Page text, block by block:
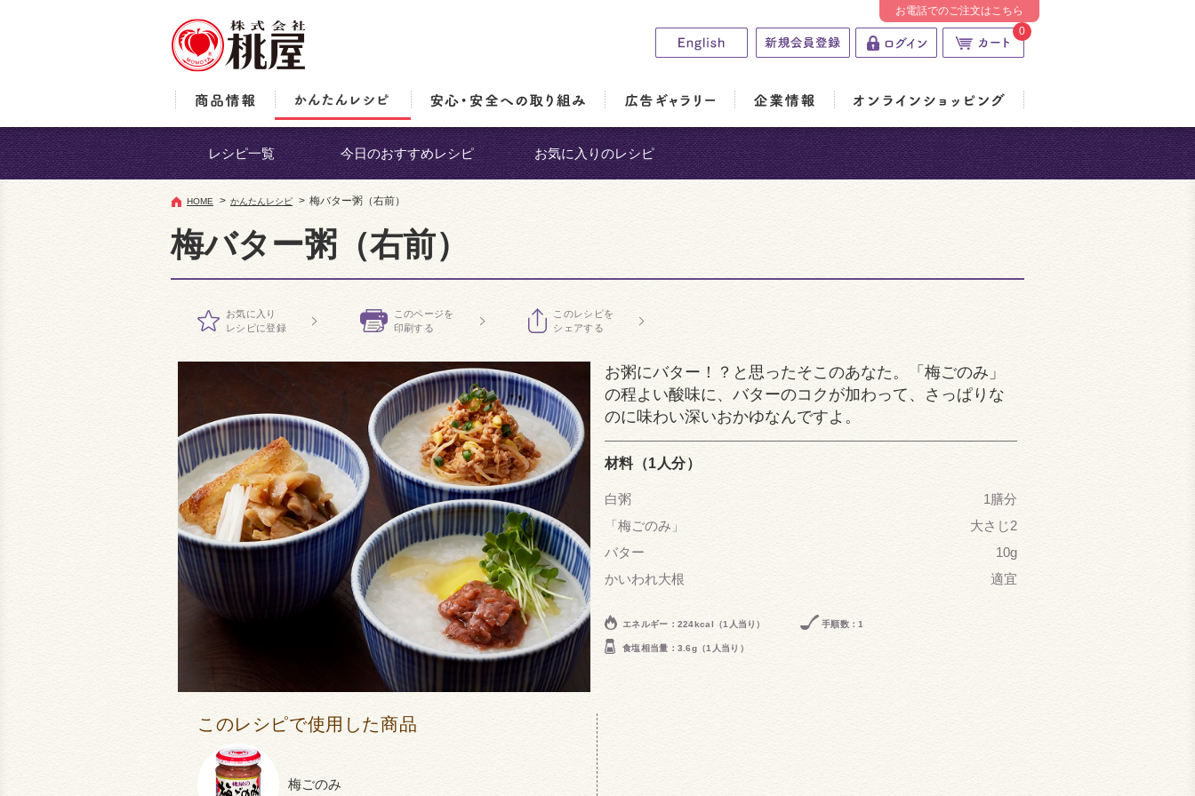
0
お電話でのご注文はこちら
レシピ一覧 今日のおすすめレシピ お気に入りのレシピ
HOME > かんたんレシピ > 梅バター粥（右前）
梅バター粥（右前）
お気に入り
レシピに登録
このページを
印刷する
このレシピを
シェアする
お粥にバター！？と思ったそこのあなた。「梅ごのみ」
の程よい酸味に、バターのコクが加わって、さっぱりな
のに味わい深いおかゆなんですよ。
材料（1人分）
白粥
1膳分
「梅ごのみ」
大さじ2
バター
10g
かいわれ大根
適宜
エネルギー：224kcal（1人当り） 手順数：1
食塩相当量：3.6g（1人当り）
このレシピで使用した商品
梅ごのみ